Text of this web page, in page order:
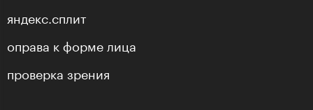
яндекс.сплит
оправа к форме лица
проверка зрения